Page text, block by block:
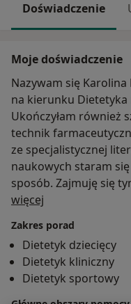
Doświadczenie
Moje doświadczenie
Nazywam się
na kierunku Dietetyka na Uniwersytecie
Ukończyłam również
technik
ze specjalistycznej
naukowych staram
sposób. Zajmuję się
najlepiej –pokazuje,
sylwetkę.
W mojej pracy staram
drugiej osoby i
Dążę do tego, aby
więcej
Zakres porad
Dietetyk dziecięcy
Dietetyk kliniczny
Dietetyk sportowy